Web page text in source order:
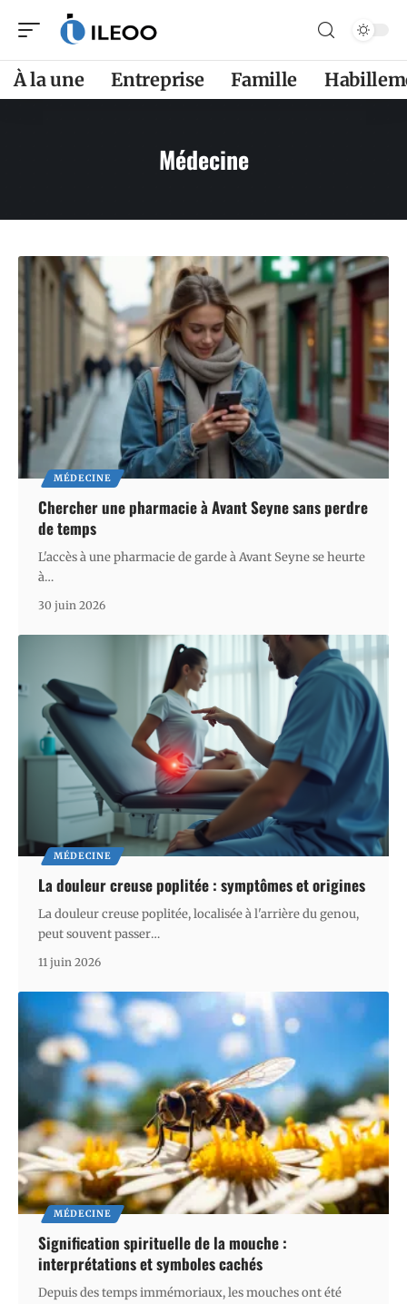
À la une Entreprise Famille
Médecine
MÉDECINE
Chercher une pharmacie à Avant Seyne sans perdre
de temps
L'accès à une pharmacie de garde à Avant Seyne se heurte
à…
30 juin 2026
MÉDECINE
La douleur creuse poplitée : symptômes et origines
La douleur creuse poplitée, localisée à l'arrière du genou,
peut souvent passer…
11 juin 2026
MÉDECINE
Signification spirituelle de la mouche :
interprétations et symboles cachés
Depuis des temps immémoriaux, les mouches ont été